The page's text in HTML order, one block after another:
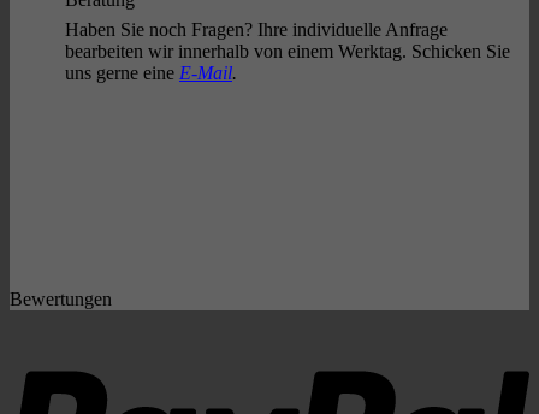
Haben Sie noch Fragen? Ihre individuelle Anfrage
bearbeiten wir innerhalb von einem Werktag. Schicken Sie
uns gerne eine E-Mail.
Bewertungen